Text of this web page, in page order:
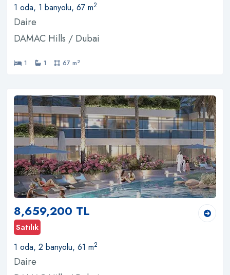
1 oda, 1 banyolu, 67 m2
Daire
DAMAC Hills / Dubai
1 1 67 m2
8,659,200 TL
Satılık
1 oda, 2 banyolu, 61 m2
Daire